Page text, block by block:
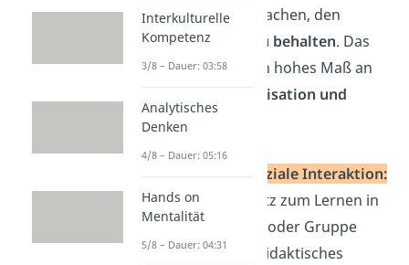
schwierig machen, den
Überblick zu behalten. Das
erfordert ein hohes Maß an
Selbstorganisation und
Disziplin
Fehlende soziale Interaktion:
Im Gegensatz zum Lernen in
einer Klasse oder Gruppe
bietet autodidaktisches
Interkulturelle
Kompetenz
3/8 – Dauer: 03:58
Analytisches
Denken
4/8 – Dauer: 05:16
Hands on
Mentalität
5/8 – Dauer: 04:31